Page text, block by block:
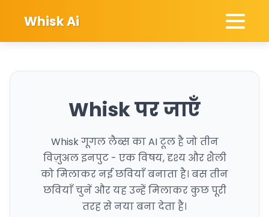
Whisk Ai
Whisk पर जाएँ
Whisk गूगल लैब्स का AI टूल है जो तीन
विज़ुअल इनपुट - एक विषय, दृश्य और शैली
को मिलाकर नई छवियाँ बनाता है। बस तीन
छवियाँ चुनें और यह उन्हें मिलाकर कुछ पूरी
तरह से नया बना देता है।